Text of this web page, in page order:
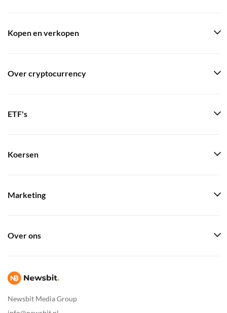
Newsbit Media Group
Kopen en verkopen
Over cryptocurrency
ETF's
Koersen
Marketing
Over ons